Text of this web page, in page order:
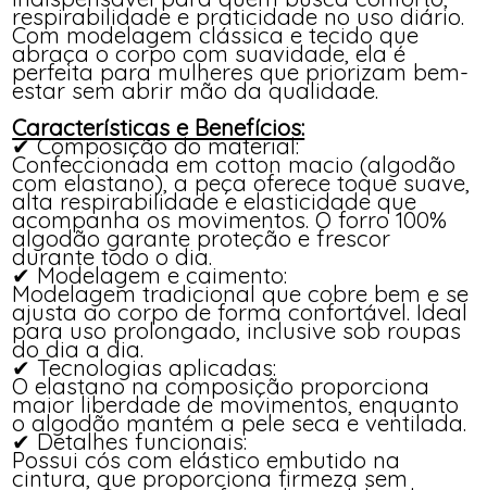
respirabilidade e praticidade no uso diário.
Com modelagem clássica e tecido que
abraça o corpo com suavidade, ela é
perfeita para mulheres que priorizam bem-
estar sem abrir mão da qualidade.
Características e Benefícios:
✔ Composição do material:
Confeccionada em cotton macio (algodão
com elastano), a peça oferece toque suave,
alta respirabilidade e elasticidade que
acompanha os movimentos. O forro 100%
algodão garante proteção e frescor
durante todo o dia.
✔ Modelagem e caimento:
Modelagem tradicional que cobre bem e se
ajusta ao corpo de forma confortável. Ideal
para uso prolongado, inclusive sob roupas
do dia a dia.
✔ Tecnologias aplicadas:
O elastano na composição proporciona
maior liberdade de movimentos, enquanto
o algodão mantém a pele seca e ventilada.
✔ Detalhes funcionais:
Possui cós com elástico embutido na
cintura, que proporciona firmeza sem